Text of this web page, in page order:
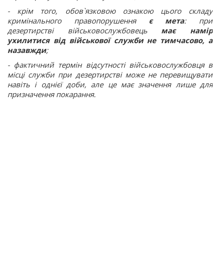
- крім того, обов`язковою ознакою цього складу
кримінального правопорушення є мета: при
дезертирстві військовослужбовець має намір
ухилитися від військової служби не тимчасово, а
назавжди;
- фактичний термін відсутності військовослужбовця в
місці служби при дезертирстві може не перевищувати
навіть і однієї доби, але це має значення лише для
призначення покарання.